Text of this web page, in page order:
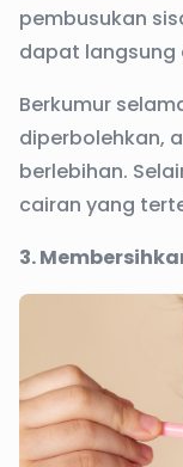
pembusukan
dapat langsung
Berkumur
diperbolehkan,
berlebihan.
cairan yang
3.